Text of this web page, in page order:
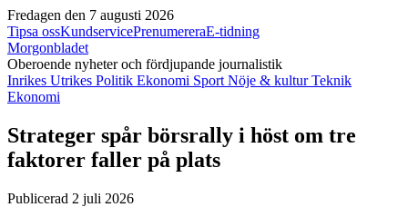
Fredagen den 7 augusti 2026
Tipsa ossKundservicePrenumereraE-tidning
Morgonbladet
Oberoende nyheter och fördjupande journalistik
Inrikes Utrikes Politik Ekonomi Sport Nöje & kulturTeknik
Ekonomi
Strateger spår börsrally i höst om tre
faktorer faller på plats
Publicerad 2 juli 2026